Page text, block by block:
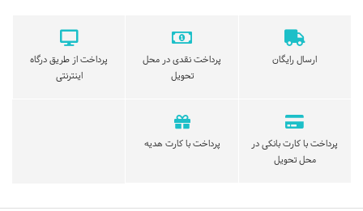
ارسال رایگان
پرداخت نقدی در محل
تحویل
پرداخت از طریق درگاه
اینترنتی
پرداخت با کارت بانکی در
محل تحویل
پرداخت با کارت هدیه